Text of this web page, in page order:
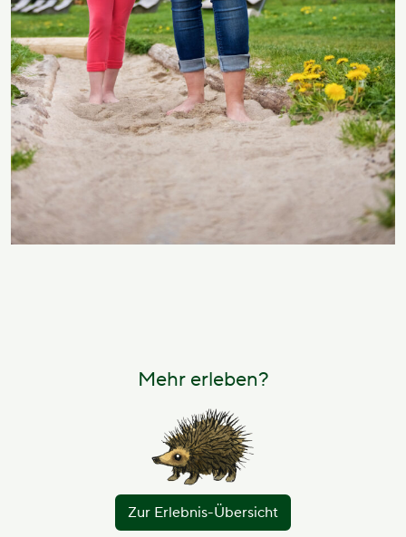
Mehr erleben?
Zur Erlebnis-Übersicht